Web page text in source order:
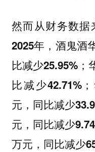
然而从财务数据
2025年，酒鬼酒
比减少25.95%；
比减少42.71%
元，同比减少
元，同比减少
万元，同比减少